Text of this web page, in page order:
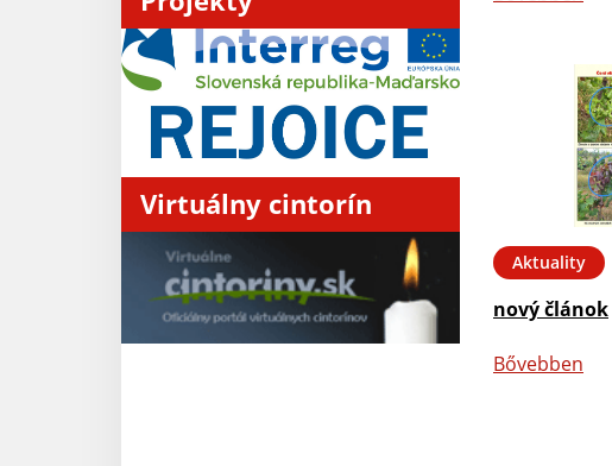
Virtuálny cintorín
Aktuality
nový článok
Bővebben